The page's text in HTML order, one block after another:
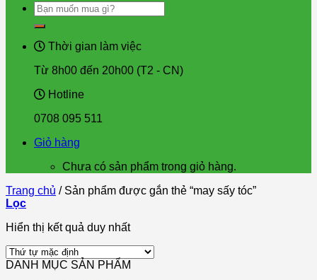
Tìm
kiếm:
Thời gian làm việc
Từ 8h00 đến 20h00 (T2 - CN)
Hotline
0708 095 511
Giỏ hàng
Chưa có sản phẩm trong giỏ hàng.
Trang chủ /Sản phẩm được gắn thẻ “may sấy tóc”
Lọc
Hiển thị kết quả duy nhất
DANH MỤC SẢN PHẨM